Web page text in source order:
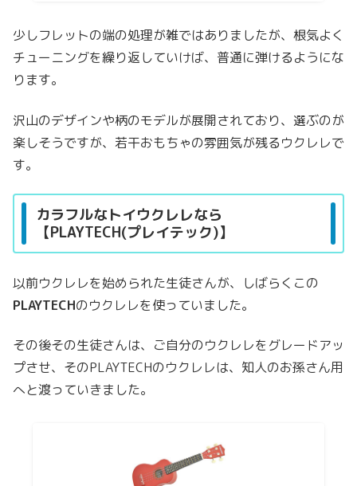
少しフレットの端の処理が雑ではありましたが、根気よく
チューニングを繰り返していけば、普通に弾けるようにな
ります。
沢山のデザインや柄のモデルが展開されており、選ぶのが
楽しそうですが、若干おもちゃの雰囲気が残るウクレレで
す。
カラフルなトイウクレレなら
【PLAYTECH(プレイテック)】
以前ウクレレを始められた生徒さんが、しばらくこの
PLAYTECHのウクレレを使っていました。
その後その生徒さんは、ご自分のウクレレをグレードアッ
プさせ、そのPLAYTECHのウクレレは、知人のお孫さん用
へと渡っていきました。